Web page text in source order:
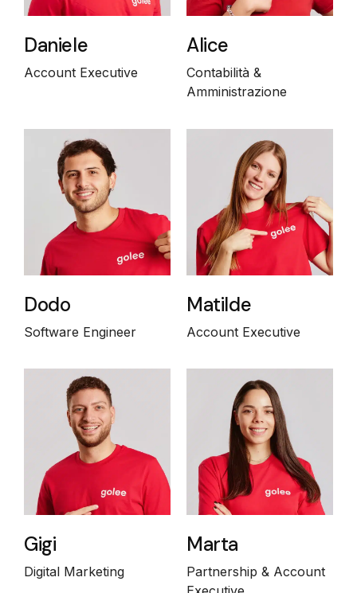
Daniele
Account Executive
Alice
Contabilità &
Amministrazione
Dodo
Software Engineer
Matilde
Account Executive
Gigi
Digital Marketing
Marta
Partnership & Account